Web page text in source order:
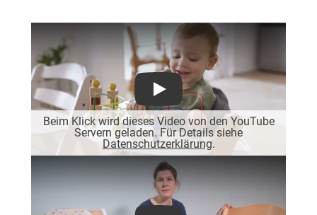
Beim Klick wird dieses Video von den YouTube
Servern geladen. Für Details siehe
Datenschutzerklärung.
Play